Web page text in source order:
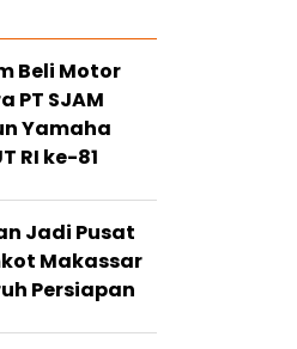
Beli Motor
PT SJAM
Yamaha
RI ke-81
Jadi Pusat
Makassar
Persiapan